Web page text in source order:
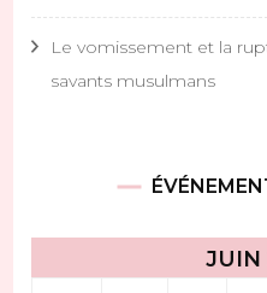
Le vomissement et la
savants musulmans
JUIN